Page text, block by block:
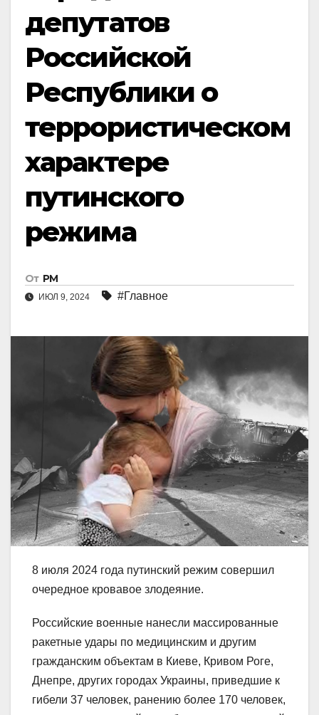
депутатов
Российской
Республики о
террористическом
характере
путинского
режима
От РМ
ИЮЛ 9, 2024 #Главное
8 июля 2024 года путинский режим совершил
очередное кровавое злодеяние.
Российские военные нанесли массированные
ракетные удары по медицинским и другим
гражданским объектам в Киеве, Кривом Роге,
Днепре, других городах Украины, приведшие к
гибели 37 человек, ранению более 170 человек,